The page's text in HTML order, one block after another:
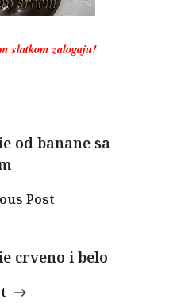
slatkom zalogaju!
od banane sa
Post
crveno i belo